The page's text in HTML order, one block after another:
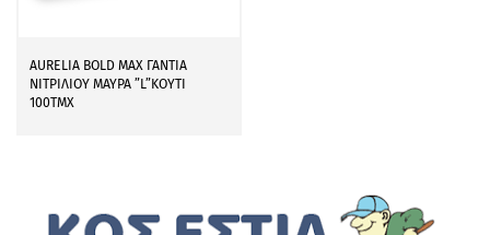
AURELIA BOLD MAX ΓΑΝΤΙΑ
ΝΙΤΡΙΛΙΟΥ ΜΑΥΡΑ ”L”ΚΟΥΤΙ
100ΤΜΧ